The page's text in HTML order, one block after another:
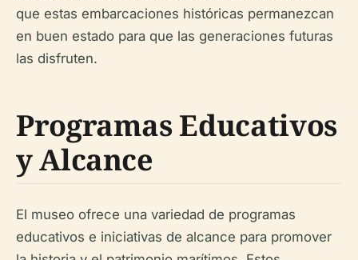
que estas embarcaciones históricas permanezcan
en buen estado para que las generaciones futuras
las disfruten.
Programas Educativos
y Alcance
El museo ofrece una variedad de programas
educativos e iniciativas de alcance para promover